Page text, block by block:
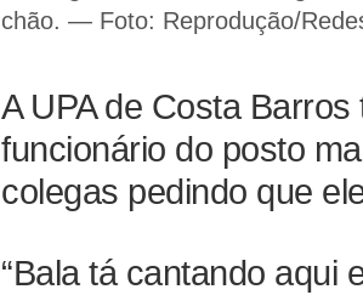
chão. — Foto: Reprodução/
A UPA de Costa
funcionário do posto
colegas pedindo que
“Bala tá cantando aqui